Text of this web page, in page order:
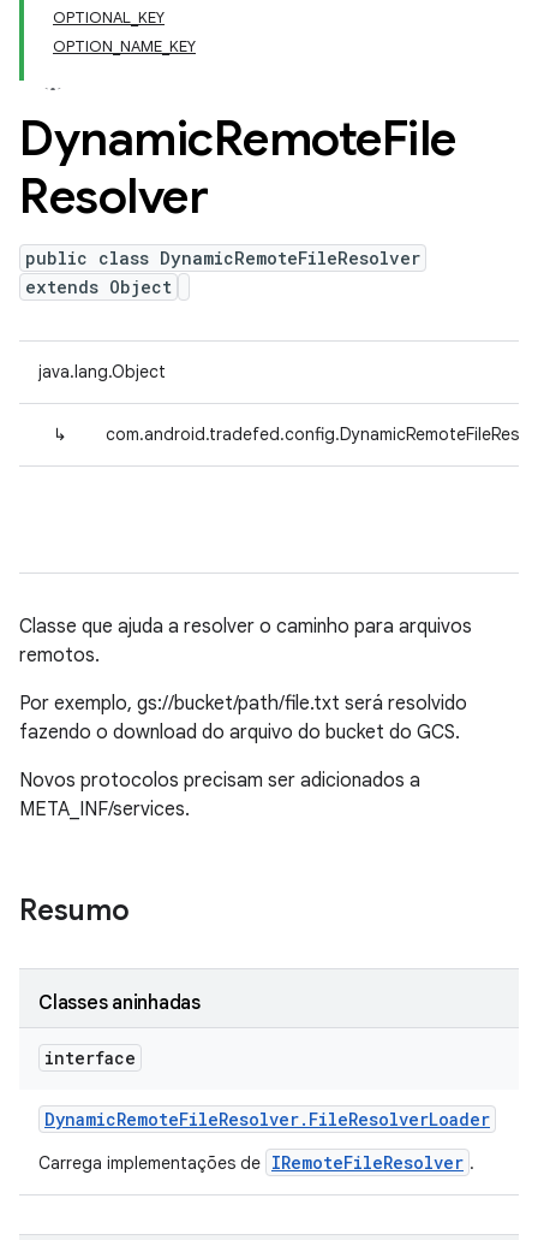
OPTIONAL_KEY
OPTION_NAME_KEY
DynamicRemoteFile
Resolver
public class DynamicRemoteFileResolver
extends Object
java.lang.Object
↳
Classe que ajuda a resolver o caminho para arquivos
remotos.
Por exemplo, gs://bucket/path/file.txt será resolvido
fazendo o download do arquivo do bucket do GCS.
Novos protocolos precisam ser adicionados a
META_INF/services.
Resumo
Classes aninhadas
interface
DynamicRemoteFileResolver. FileResolverLoader
Carrega implementações de IRemoteFileResolver .